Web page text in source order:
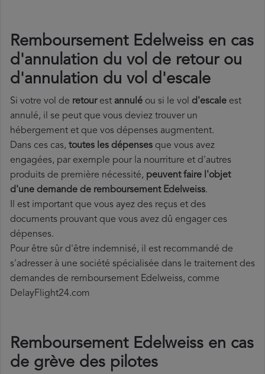
Remboursement Edelweiss en cas
d'annulation du vol de retour ou
d'annulation du vol d'escale
Si votre vol de retourest annulé ou si le vol d'escale est
annulé, il se peut que vous deviez trouver un
hébergement et que vos dépenses augmentent.
Dans ces cas, toutes les dépenses que vous avez
engagées, par exemple pour la nourriture et d'autres
produits de première nécessité, peuvent faire l'objet
d'une demande de remboursement Edelweiss.
Il est important que vous ayez des reçus et des
documents prouvant que vous avez dû engager ces
dépenses.
Pour être sûr d'être indemnisé, il est recommandé de
s'adresser à une société spécialisée dans le traitement des
demandes de remboursement Edelweiss, comme
DelayFlight24.com
Remboursement Edelweiss en cas
de grève des pilotes